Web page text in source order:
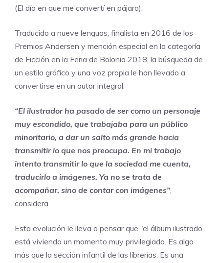
(El día en que me convertí en pájaro).
Traducido a nueve lenguas, finalista en 2016 de los
Premios Andersen y mención especial en la categoría
de Ficción en la Feria de Bolonia 2018, la búsqueda de
un estilo gráfico y una voz propia le han llevado a
convertirse en un autor integral.
“El ilustrador ha pasado de ser como un personaje
muy escondido, que trabajaba para un público
minoritario, a dar un salto más grande hacia
transmitir lo que nos preocupa. En mi trabajo
intento transmitir lo que la sociedad me cuenta,
traducirlo a imágenes. Ya no se trata de
acompañar, sino de contar con imágenes”
considera.
Esta evolución le lleva a pensar que “el álbum ilustrado
está viviendo un momento muy privilegiado. Es algo
más que la sección infantil de las librerías. Es una